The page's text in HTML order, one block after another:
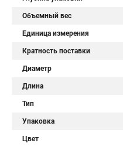
Объемный вес
Единица измерения
Кратность поставки
Диаметр
Длина
Тип
Упаковка
Цвет